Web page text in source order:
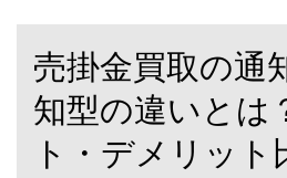
売掛金買取の通
知型の違いとは
ト・デメリット